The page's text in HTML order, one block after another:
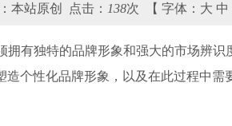
本站原创 点击： 138次 【 字体： 大 中
有独特的品牌形象和强大的市场辨
个性化品牌形象，以及在此过程中需